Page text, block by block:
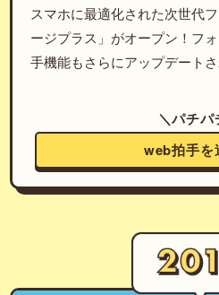
スマホに最適化された次世代
ージプラス」がオープン！フ
手機能もさらにアップデートさ
＼パチパ
web拍手を